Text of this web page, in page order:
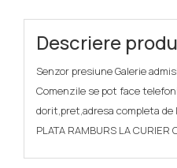
Descriere
Senzor presiune Galerie
Comenzile se pot face
dorit,pret,adresa completa de
PLATA RAMBURS LA CURIER